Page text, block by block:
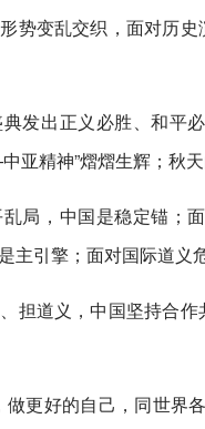
势变乱交织，面对历
发出正义必胜、和平
亚精神”熠熠生辉；
局，中国是稳定锚；
主引擎；面对国际道义
担道义，中国坚持合
做更好的自己，同世界